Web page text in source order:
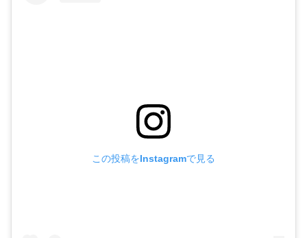
この投稿をInstagramで見る